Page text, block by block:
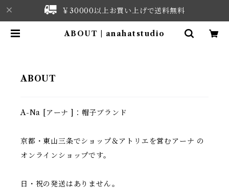
￥30000以上お買い上げで送料無料
ABOUT | anahatstudio
ABOUT
A-Na [アーナ ]：帽子ブランド
京都・東山三条でショップ＆アトリエを営むアーナ の
オンラインショップです。
日・祝の発送はありません。